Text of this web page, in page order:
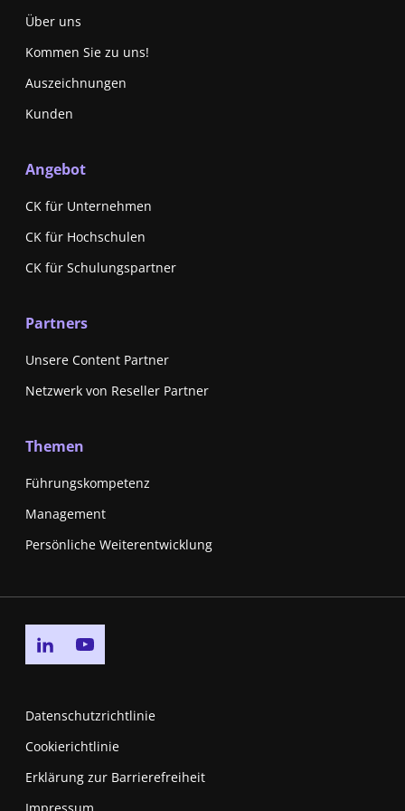
Über uns
Kommen Sie zu uns!
Auszeichnungen
Kunden
Angebot
CK für Unternehmen
CK für Hochschulen
CK für Schulungspartner
Partners
Unsere Content Partner
Netzwerk von Reseller Partner
Themen
Führungskompetenz
Management
Persönliche Weiterentwicklung
Go to linkedin page
Datenschutzrichtlinie
Cookierichtlinie
Erklärung zur Barrierefreiheit